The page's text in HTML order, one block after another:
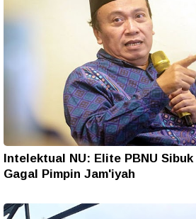
Intelektual NU: Elite PBNU
Gagal Pimpin Jam'iyah